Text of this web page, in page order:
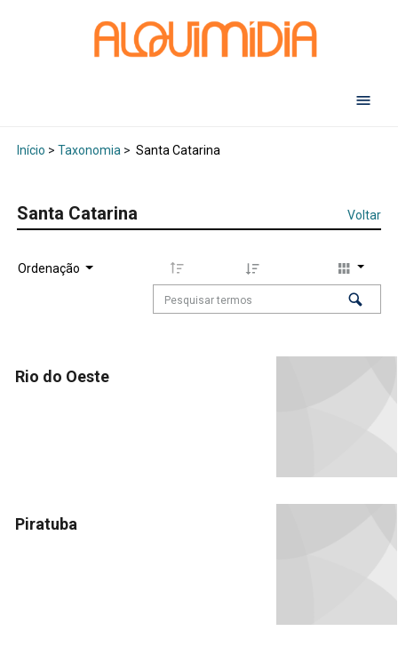
Início > Taxonomia> Santa Catarina
Santa Catarina Voltar
Ordenação
Rio do Oeste
Piratuba